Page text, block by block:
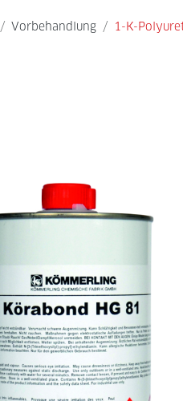
/ Vorbehandlung / 1-K-